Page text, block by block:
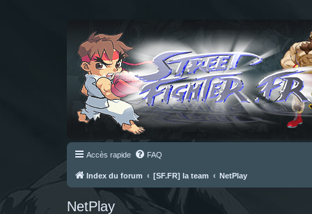
Accès rapide FAQ
Index du forum [SF.FR] la team NetPlay
NetPlay